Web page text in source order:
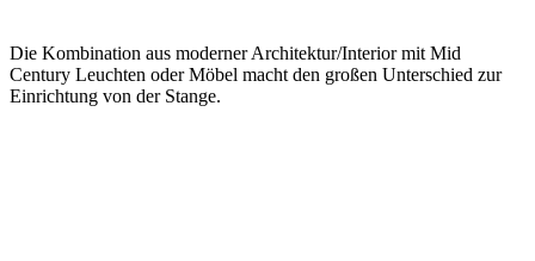
Die Kombination aus moderner Architektur/Interior mit Mid
Century Leuchten oder Möbel macht den großen Unterschied zur
Einrichtung von der Stange.